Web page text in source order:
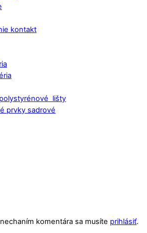
kontakt
lišty
prvky sadrové
komentára sa musíte prihlásiť.